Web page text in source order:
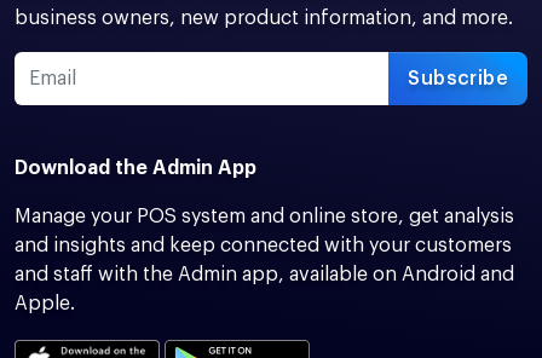
business owners, new product information, and more.
Subscribe
Download the Admin App
Manage your POS system and online store, get analysis
and insights and keep connected with your customers
and staff with the Admin app, available on Android and
Apple.